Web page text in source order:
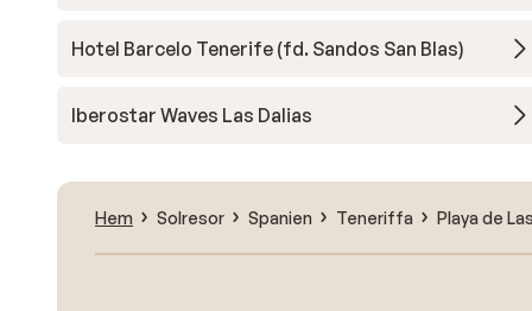
Hotel Barcelo Tenerife (fd. Sandos San Blas)
Iberostar Waves Las Dalias
Hem Solresor Spanien Teneriffa Playa de